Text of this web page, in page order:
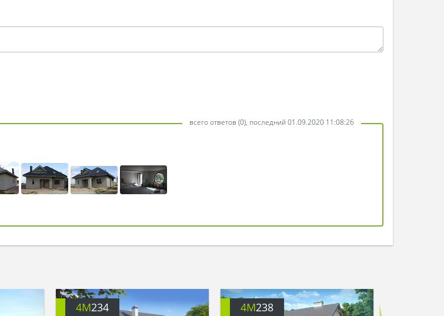
всего ответов (0), последний 01.09.2020 11:08:26
4M234 4M238